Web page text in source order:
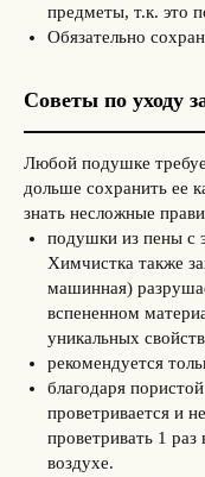
предметы, т.к. это
Обязательно
Советы по уходу
Любой подушке
дольше сохранить ее
знать несложные
подушки из пены с
Химчистка также
машинная)
вспененном
уникальных
рекомендуется
благодаря
проветривается и
проветривать 1 раз
воздухе.